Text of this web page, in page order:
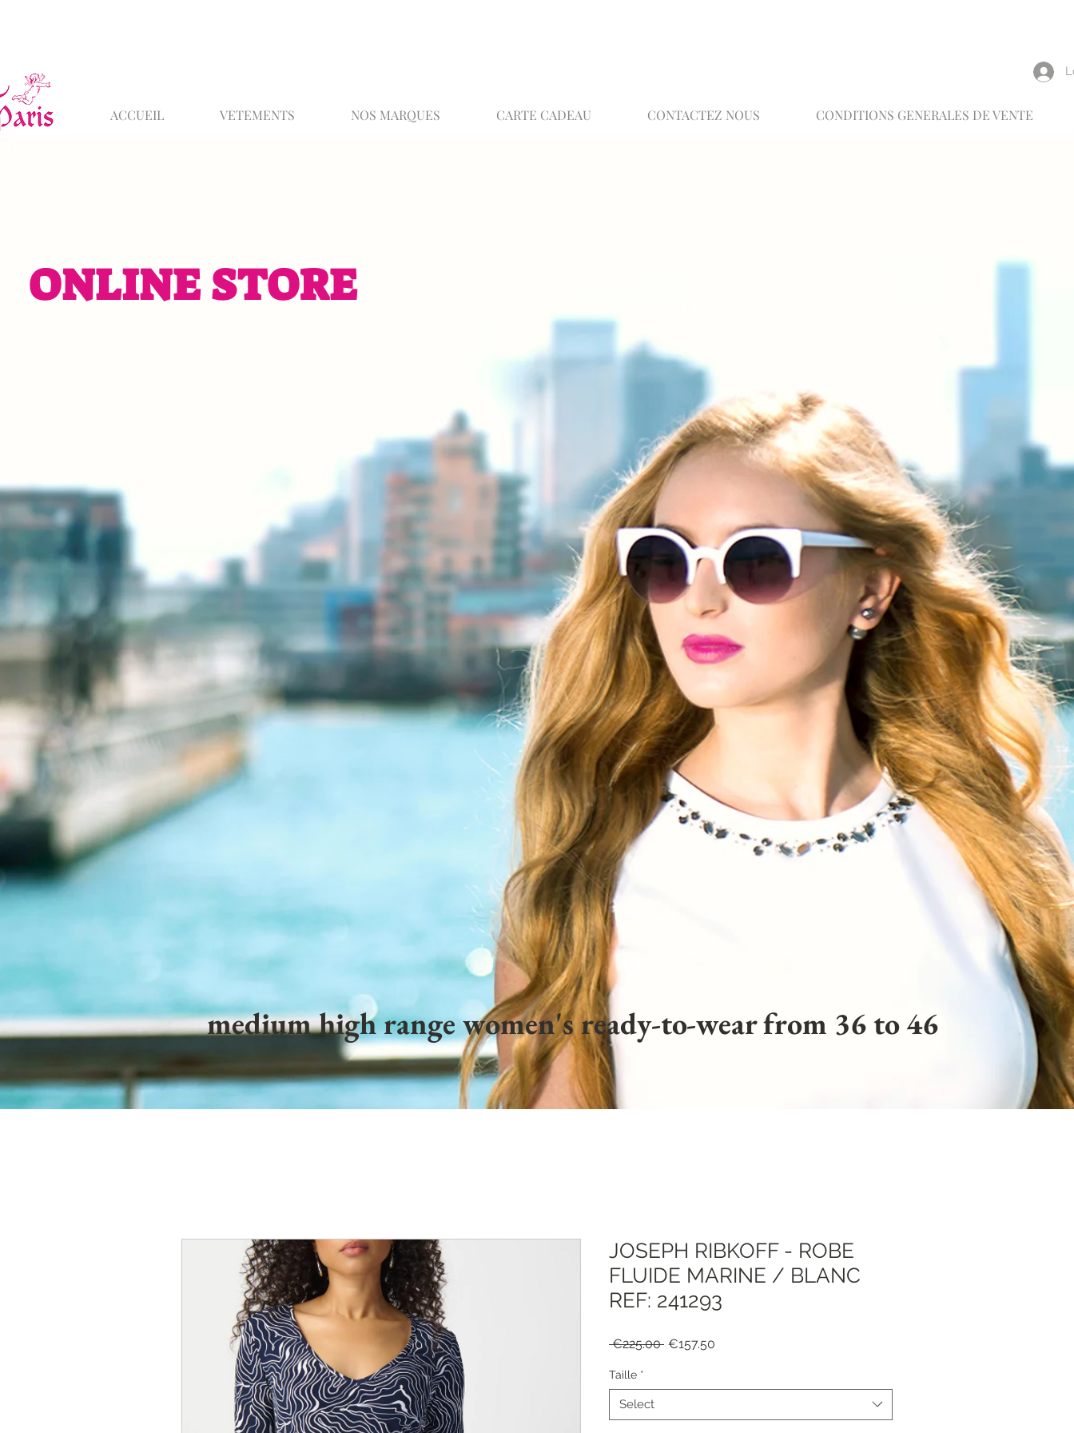
ACCUEIL VETEMENTS NOS MARQUES CARTE CADEAU CONTACTEZ NOUS CONDITIONS GENERALES DE VENTE
ONLINE STORE
medium high range women's ready-to-wear from 36 to 46
JOSEPH RIBKOFF - ROBE
FLUIDE MARINE / BLANC
REF: 241293
€225.00 Regular
€157.50
Taille *
Select